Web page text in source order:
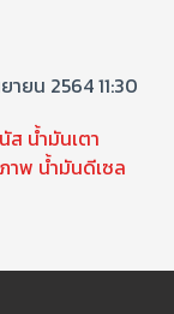
ยน 2564 11:30
ส น้ำมันเตา
าพ น้ำมันดีเซล